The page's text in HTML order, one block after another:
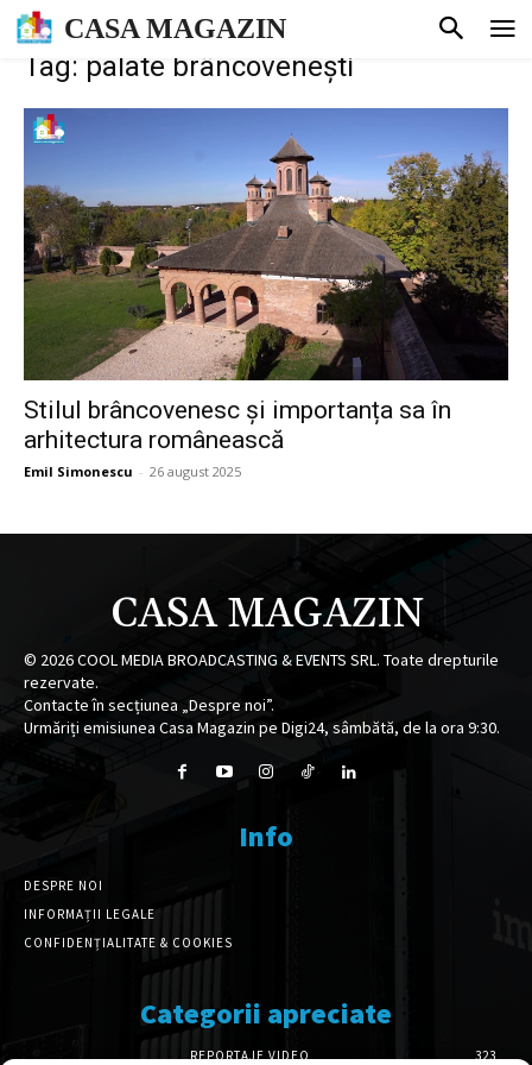
CASA MAGAZIN
Tag: palate brâncovenești
Stilul brâncovenesc și importanța sa în
arhitectura românească
Emil Simonescu - 26 august 2025
CASA MAGAZIN
© 2026COOL MEDIA BROADCASTING & EVENTS SRL. Toate drepturile
rezervate.
Contacte în secțiunea „Despre noi”.
Urmăriți emisiunea Casa Magazin pe Digi24, sâmbătă, de la ora 9:30.
Info
DESPRE NOI
INFORMAȚII LEGALE
CONFIDENȚIALITATE & COOKIES
Categorii apreciate
REPORTAJE VIDEO 323